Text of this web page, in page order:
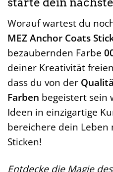
Worauf wartest du
MEZ Anchor Coats
bezaubernden Farbe
deiner Kreativität
dass du von der
Farben begeistert sein
Ideen in einzigartige
bereichere dein Leben
Sticken!
Entdecke die Magie